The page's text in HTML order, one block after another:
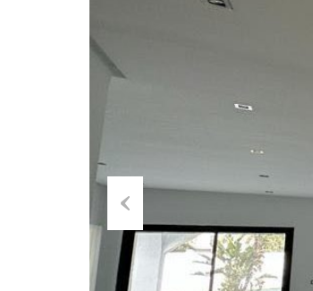
Previ
ous